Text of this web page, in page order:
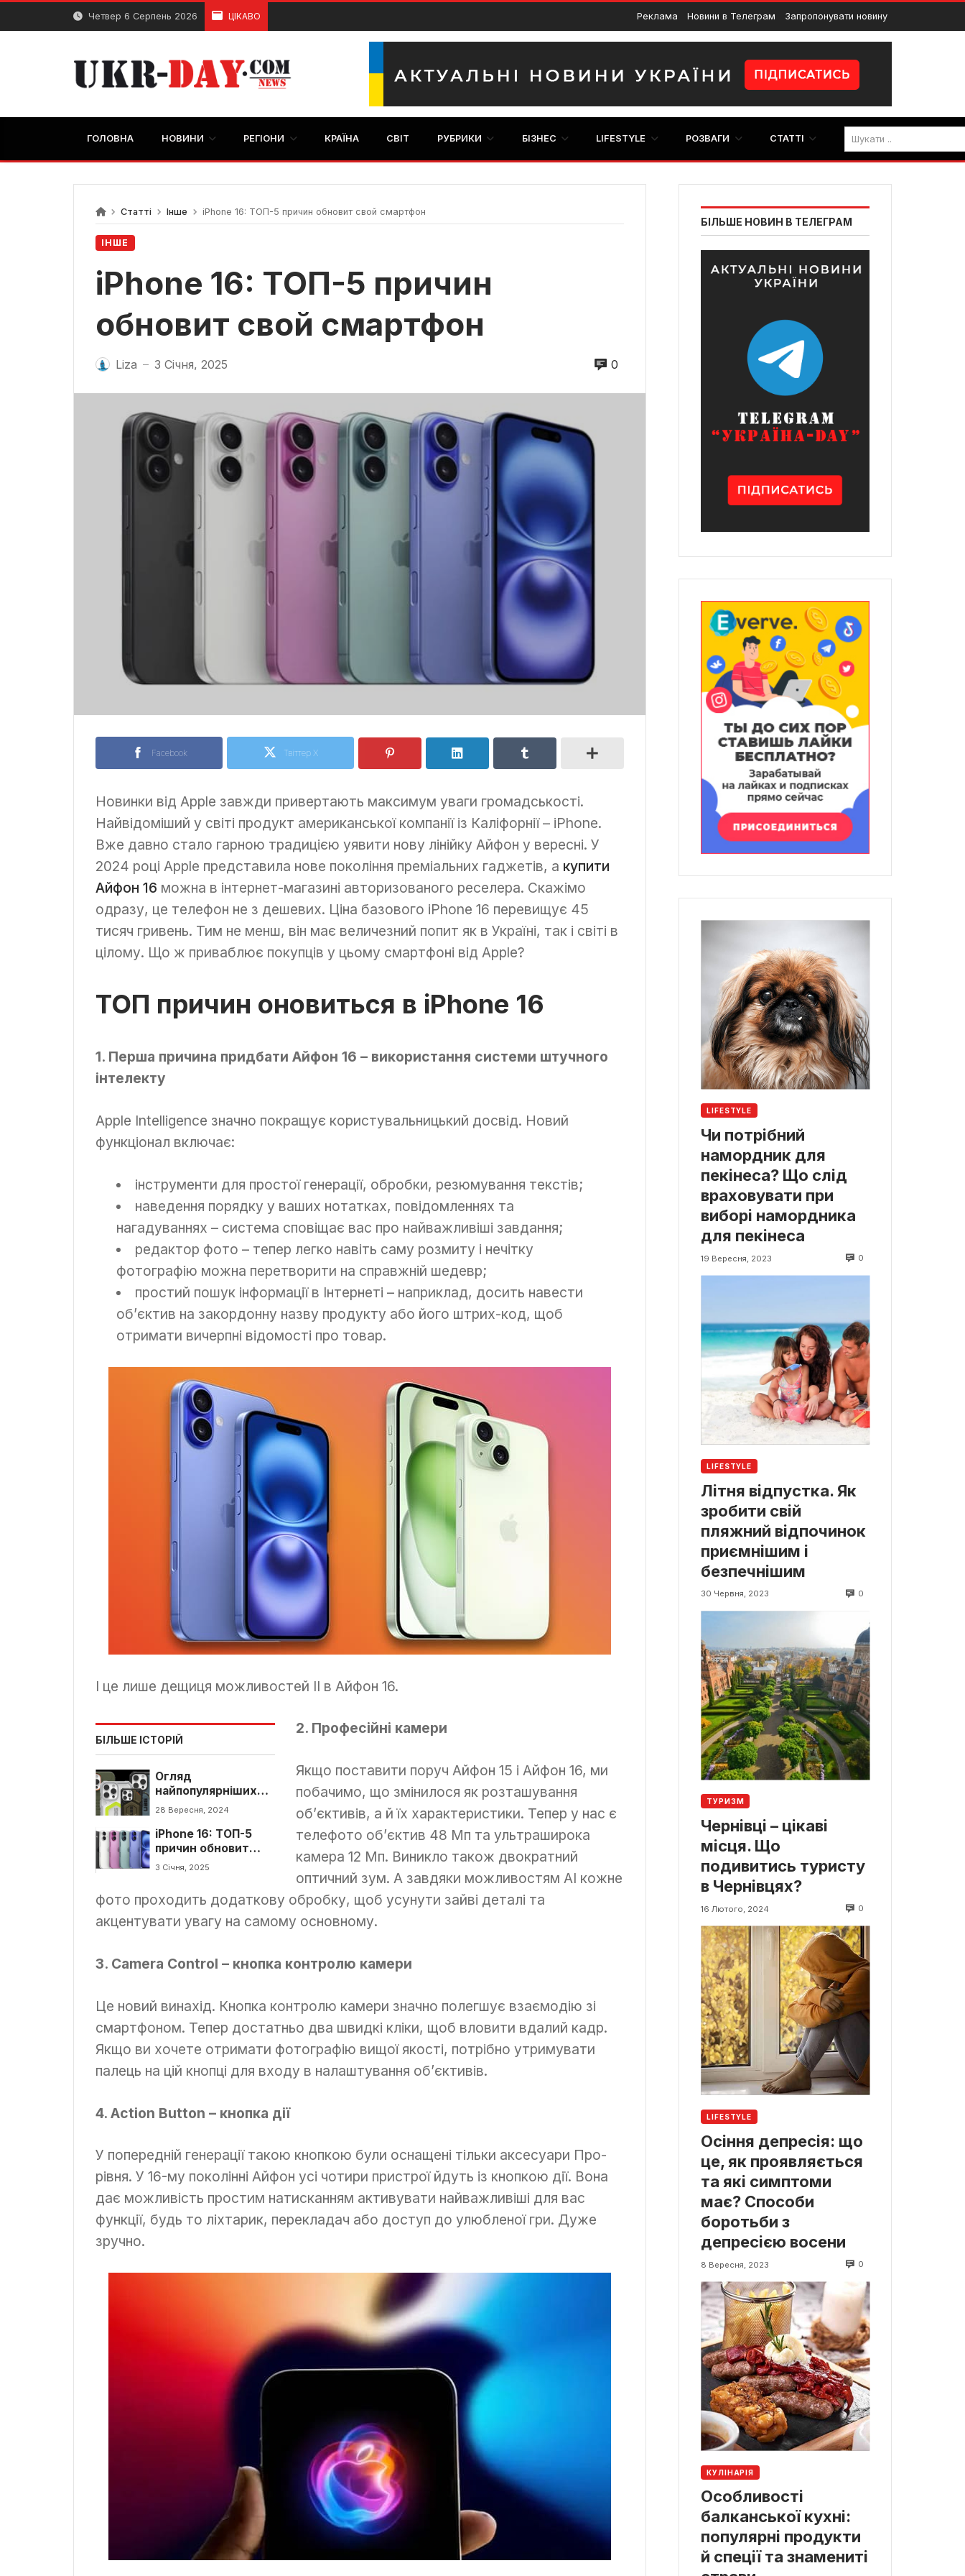
Перейти
вмісту
Четвер 6 Серпень 2026 ЦІКАВО Реклама Новини в Телеграм Запропонувати новину
ГОЛОВНА НОВИНИ РЕГІОНИ КРАЇНА СВІТ РУБРИКИ БІЗНЕС LIFESTYLE РОЗВАГИ СТАТТІ
Статті Інше iPhone 16: ТОП-5 причин обновит свой смартфон
ІНШЕ
iPhone 16: ТОП-5 причин
обновит свой смартфон
Liza — 3 Січня, 2025 0
Facebook Твіттер X
Новинки від Apple завжди привертають максимум уваги громадськості.
Найвідоміший у світі продукт американської компанії із Каліфорнії – iPhone.
Вже давно стало гарною традицією уявити нову лінійку Айфон у вересні. У
2024 році Apple представила нове покоління преміальних гаджетів, а купити
Айфон 16 можна в інтернет-магазині авторизованого реселера. Скажімо
одразу, це телефон не з дешевих. Ціна базового iPhone 16 перевищує 45
тисяч гривень. Тим не менш, він має величезний попит як в Україні, так і світі в
цілому. Що ж приваблює покупців у цьому смартфоні від Apple?
ТОП причин оновиться в iPhone 16
1. Перша причина придбати Айфон 16 – використання системи штучного
інтелекту
Apple Intelligence значно покращує користувальницький досвід. Новий
функціонал включає:
інструменти для простої генерації, обробки, резюмування текстів;
наведення порядку у ваших нотатках, повідомленнях та
нагадуваннях – система сповіщає вас про найважливіші завдання;
редактор фото – тепер легко навіть саму розмиту і нечітку
фотографію можна перетворити на справжній шедевр;
простий пошук інформації в Інтернеті – наприклад, досить навести
об’єктив на закордонну назву продукту або його штрих-код, щоб
отримати вичерпні відомості про товар.
І це лише дещиця можливостей ІІ в Айфон 16.
БІЛЬШЕ ІСТОРІЙ
Огляд
найпопулярніших
чохлів UAG для
XTE, Plyo та Civilian
28 Вересня, 2024
iPhone 16: ТОП-5
причин обновит
свой смартфон
3 Січня, 2025
2. Професійні камери
Якщо поставити поруч Айфон 15 і Айфон 16, ми
побачимо, що змінилося як розташування
об’єктивів, а й їх характеристики. Тепер у нас є
телефото об’єктив 48 Мп та ультраширока
камера 12 Мп. Виникло також двократний
оптичний зум. А завдяки можливостям AI кожне
фото проходить додаткову обробку, щоб усунути зайві деталі та
акцентувати увагу на самому основному.
3. Camera Control – кнопка контролю камери
Це новий винахід. Кнопка контролю камери значно полегшує взаємодію зі
смартфоном. Тепер достатньо два швидкі кліки, щоб вловити вдалий кадр.
Якщо ви хочете отримати фотографію вищої якості, потрібно утримувати
палець на цій кнопці для входу в налаштування об’єктивів.
4. Action Button – кнопка дії
У попередній генерації такою кнопкою були оснащені тільки аксесуари Про-
рівня. У 16-му поколінні Айфон усі чотири пристрої йдуть із кнопкою дії. Вона
дає можливість простим натисканням активувати найважливіші для вас
функції, будь то ліхтарик, перекладач або доступ до улюбленої гри. Дуже
зручно.
БІЛЬШЕ НОВИН В ТЕЛЕГРАМ
LIFESTYLE
Чи потрібний
намордник для
пекінеса? Що слід
враховувати при
виборі намордника
для пекінеса
19 Вересня, 2023 0
LIFESTYLE
Літня відпустка. Як
зробити свій
пляжний відпочинок
приємнішим і
безпечнішим
30 Червня, 2023 0
ТУРИЗМ
Чернівці – цікаві
місця. Що
подивитись туристу
в Чернівцях?
16 Лютого, 2024 0
LIFESTYLE
Осіння депресія: що
це, як проявляється
та які симптоми
має? Способи
боротьби з
депресією восени
8 Вересня, 2023 0
КУЛІНАРІЯ
Особливості
балканської кухні:
популярні продукти
й спеції та знамениті